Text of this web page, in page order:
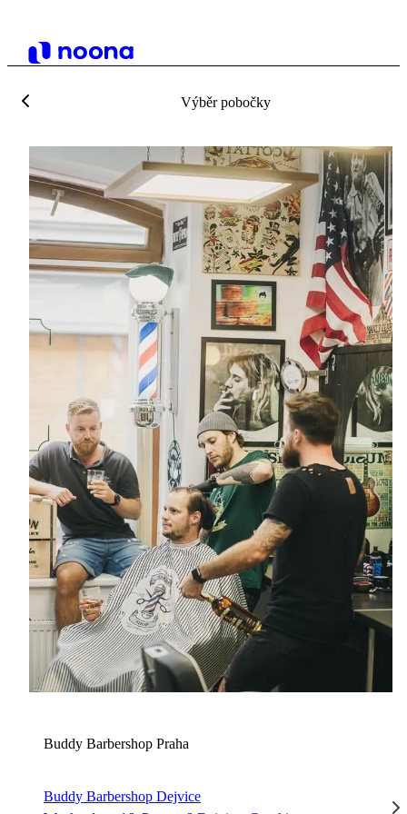
Výběr pobočky
B
Buddy Barbershop Praha
Buddy Barbershop Dejvice